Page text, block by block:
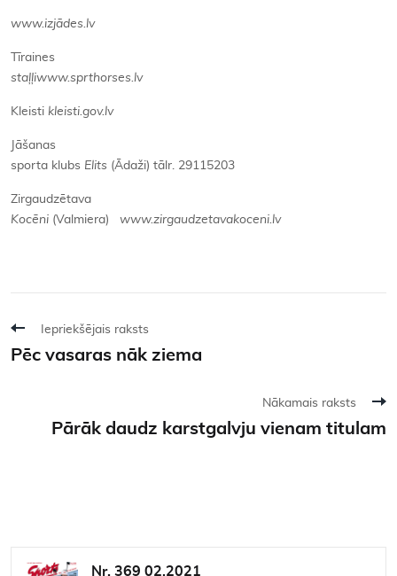
www.izjādes.lv
Tīraines
staļļiwww.sprthorses.lv
Kleisti kleisti.gov.lv
Jāšanas
sporta klubs Elits (Ādaži) tālr. 29115203
Zirgaudzētava
Kocēni (Valmiera) www.zirgaudzetavakoceni.lv
Iepriekšējais raksts
Pēc vasaras nāk ziema
Nākamais raksts
Pārāk daudz karstgalvju vienam titulam
Nr. 369 02.2021